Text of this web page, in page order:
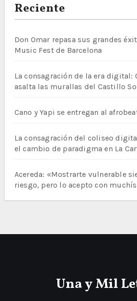
s
Reciente
Don Omar repasa sus grandes
Music Fest de Barcelona
La consagración de la era digital:
asalta las murallas del Castillo
Cano y Yapi se entregan al
La consagración del coliseo
el cambio de paradigma en La
Acereda: «Mostrarte vulnerable
riesgo, pero lo acepto con
Una y Mil